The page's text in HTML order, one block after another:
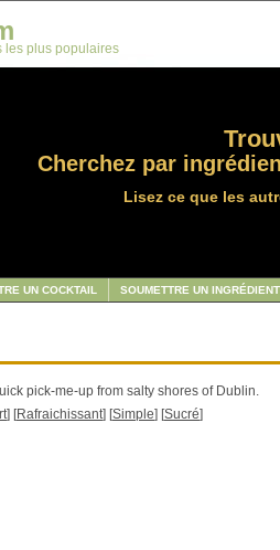
les plus populaires
Cherchez par
Lisez ce que les
UN COCKTAIL SOUMETTRE UN INGRÉDIENT
pick-me-up from salty shores of Dublin.
] [Rafraichissant] [Simple] [Sucré]